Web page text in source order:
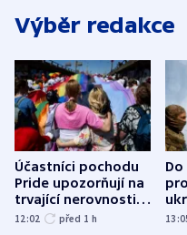
Výběr redakce
Účastníci pochodu
Pride upozorňují na
trvající nerovnosti i
společenskou
12:02 před 1 h
Do